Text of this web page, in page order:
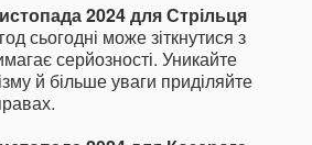
2024 для Стрільця
сьогодні може зіткнутися з
серйозності. Уникайте
й більше уваги приділяйте